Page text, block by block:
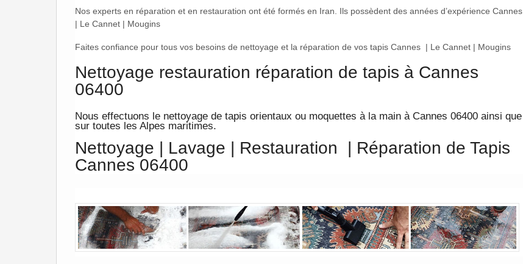
Nos experts en réparation et en restauration ont été formés en Iran. Ils possèdent des années d’expérience Cannes
| Le Cannet | Mougins
Faites confiance pour tous vos besoins de nettoyage et la réparation de vos tapis Cannes | Le Cannet | Mougins​
Nettoyage restauration réparation de tapis à Cannes
06400​​​
Nous effectuons le nettoyage de tapis orientaux ou moquettes à la main à Cannes 06400 ainsi que
sur toutes les Alpes maritimes.
Nettoyage | Lavage | Restauration | Réparation de Tapis
Cannes 06400